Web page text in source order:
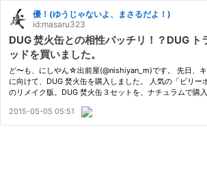
優！(ゆうじゃないよ、まさるだよ！)
id:masaru323
DUG 焚火缶との相性バッチリ！？DUG ト
ッドを買いました。
ど〜も、にしやん☆出前屋(@nishiyan_m)です。 先日、
に向けて、DUG 焚火缶を購入しました。 人気の「ビリー
のリメイク版。DUG 焚火缶３セットを、ナチュラムで購
それに合わせて、DUG トライポッドも購入しちゃいまし
ω・*…
2015-05-05 05:51